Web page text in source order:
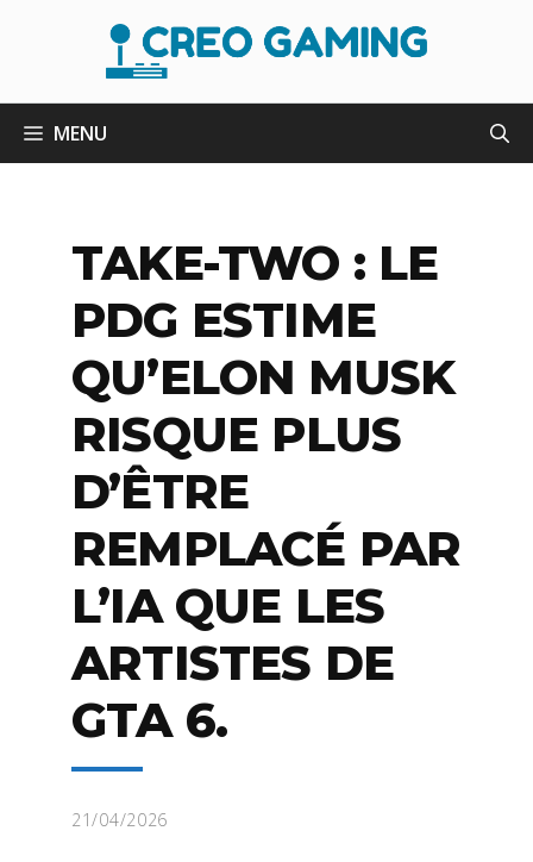
MENU
TAKE-TWO : LE
PDG ESTIME
QU’ELON MUSK
RISQUE PLUS
D’ÊTRE
REMPLACÉ PAR
L’IA QUE LES
ARTISTES DE
GTA 6.
21/04/2026